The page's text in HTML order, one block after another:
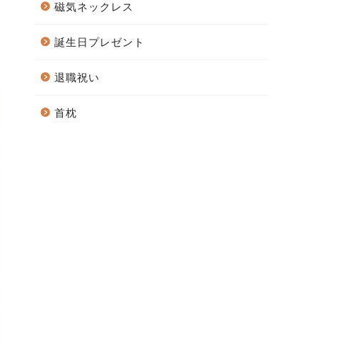
磁気ネックレス
誕生日プレゼント
退職祝い
首枕